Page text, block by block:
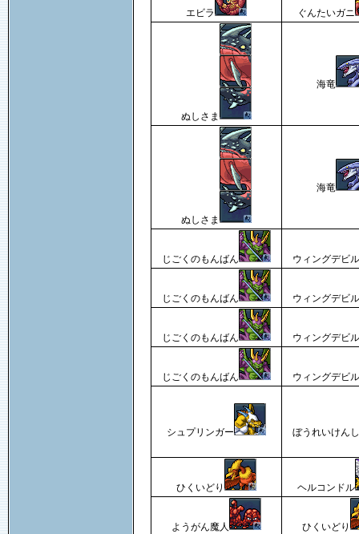
エビラ ぐんたいガニ
ぬしさま
海竜
ぬしさま
海竜
じごくのもんばん ウィングデビル
じごくのもんばん ウィングデビル
じごくのもんばん ウィングデビル
じごくのもんばん ウィングデビル
シュプリンガー ぼうれいけんし
ひくいどり ヘルコンドル
ようがん魔人 ひくいどり